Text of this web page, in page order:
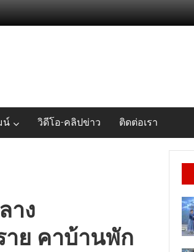
น์ วิดีโอ-คลิปข่าว ติดต่อเรา
าง
าย คาบ้านพัก